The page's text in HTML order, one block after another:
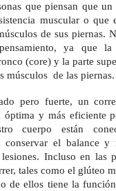
que piensan que
muscular o que
de sus piernas.
ya que la
(core) y la parte
músculos de las piernas.
pero fuerte, un
óptima y más eficiente
cuerpo están
conservar el balance
Incluso en las
tales como el glúteo
de ellos tiene la